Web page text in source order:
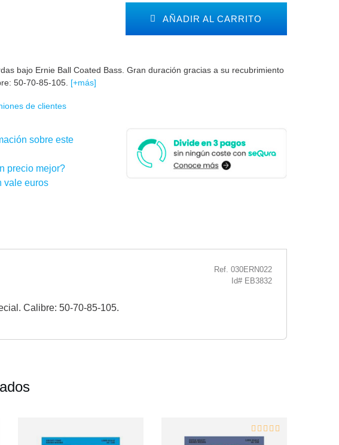
AÑADIR AL CARRITO
bajo Ernie Ball Coated Bass. Gran duración gracias a su recubrimiento
50-70-85-105. [+más]
de clientes
sobre este
precio mejor?
vale euros
Ref. 030ERN022
Id# EB3832
Calibre: 50-70-85-105.